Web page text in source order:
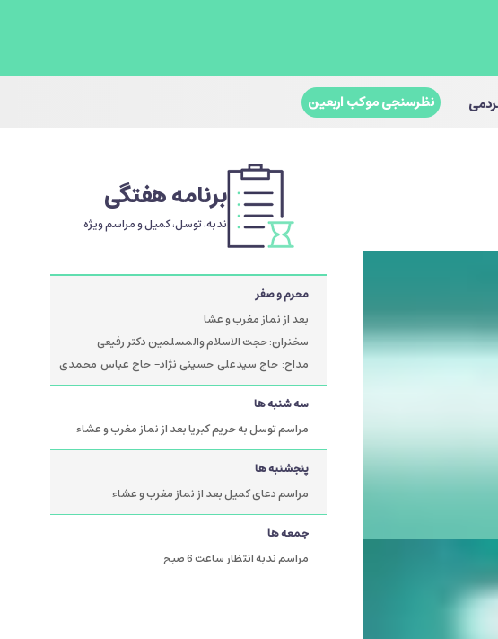
نظرسنجی موکب اربعین
برنامه هفتگی
ندبه، توسل، کمیل و مراسم ویژه
محرم و صفر
بعد از نماز مغرب و عشا
سخنران: حجت الاسلام والمسلمین دکتر رفیعی
مداح: حاج سیدعلی حسینی نژاد- حاج عباس محمدی
پور
سه شنبه ها
مراسم توسل به حریم کبریا بعد از نماز مغرب و عشاء
پنجشنبه ها
مراسم دعای کمیل بعد از نماز مغرب و عشاء
جمعه ها
مراسم ندبه انتظار ساعت 6 صبح